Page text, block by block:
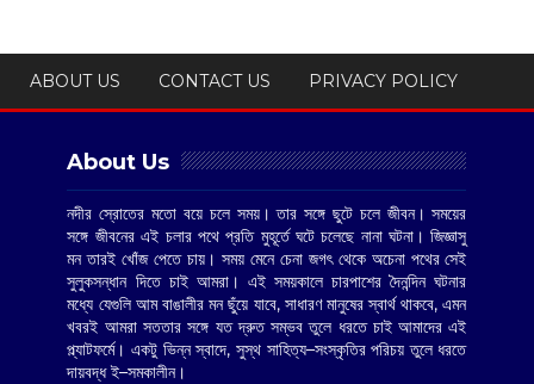
ABOUT US CONTACT US PRIVACY POLICY
About Us
নদীর স্রোতের মতো বয়ে চলে সময়। তার সঙ্গে ছুটে চলে জীবন। সময়ের
সঙ্গে জীবনের এই চলার পথে প্রতি মুহূর্তে ঘটে চলেছে নানা ঘটনা। জিজ্ঞাসু
মন তারই খোঁজ পেতে চায়। সময় মেনে চেনা জগৎ থেকে অচেনা পথের সেই
সুলুকসন্ধান দিতে চাই আমরা। এই সময়কালে চারপাশের দৈনন্দিন ঘটনার
মধ্যে যেগুলি আম বাঙালীর মন ছুঁয়ে যাবে, সাধারণ মানুষের স্বার্থ থাকবে, এমন
খবরই আমরা সততার সঙ্গে যত দ্রুত সম্ভব তুলে ধরতে চাই আমাদের এই
প্ল্যাটফর্মে। একটু ভিন্ন স্বাদে, সুস্থ সাহিত্য–সংস্কৃতির পরিচয় তুলে ধরতে
দায়বদ্ধ ই–সমকালীন।